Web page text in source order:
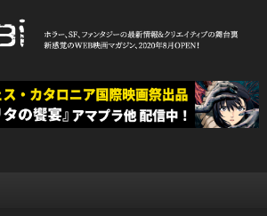
ガジン「cowai コ
ワイ」